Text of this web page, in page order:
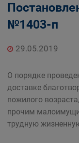
№1403-п
29.05.2019
О порядке
доставке
пожилого
прочим
трудную